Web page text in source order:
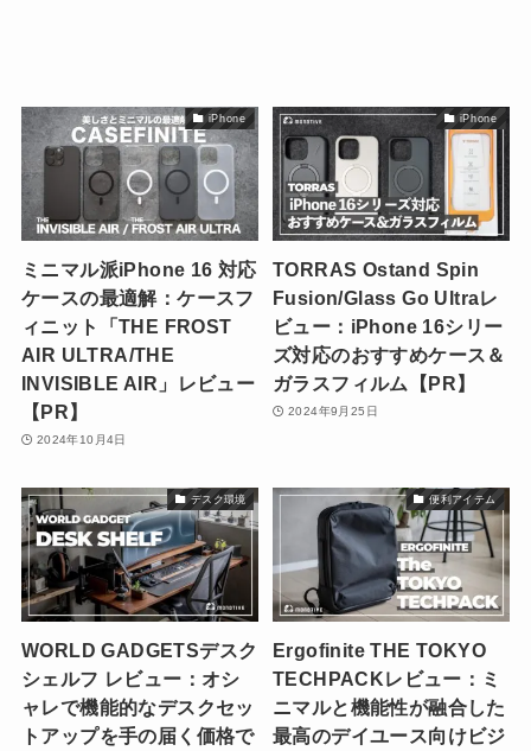
iPhone
ミニマル派iPhone 16 対応
ケースの最適解：ケースフ
ィニット「THE FROST
AIR ULTRA/THE
INVISIBLE AIR」レビュー
【PR】
2024年10月4日
iPhone
TORRAS Ostand Spin
Fusion/Glass Go Ultraレ
ビュー：iPhone 16シリー
ズ対応のおすすめケース＆
ガラスフィルム【PR】
2024年9月25日
デスク環境
WORLD GADGETSデスク
シェルフ レビュー：オシ
ャレで機能的なデスクセッ
トアップを手の届く価格で
便利アイテム
Ergofinite THE TOKYO
TECHPACKレビュー：ミ
ニマルと機能性が融合した
最高のデイユース向けビジ